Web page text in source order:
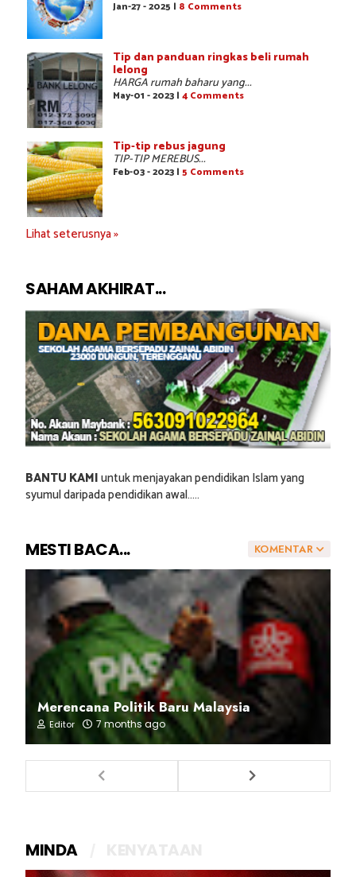
Jan-27 - 2025 | 8 Comments
Tip dan panduan ringkas beli rumah
lelong
HARGA rumah baharu yang...
May-01 - 2023 | 4 Comments
Tip-tip rebus jagung
TIP-TIP MEREBUS...
Feb-03 - 2023 | 5 Comments
Lihat seterusnya »
SAHAM AKHIRAT...
BANTU KAMIuntuk menjayakan pendidikan Islam yang
syumul daripada pendidikan awal.....
KOMENTAR
MESTI BACA...
Merencana Politik Baru Malaysia
Editor 7 months ago
MINDA